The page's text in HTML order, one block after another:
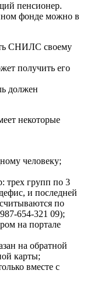
пенсионер.
фонде можно в
СНИЛС своему
получить его
должен
некоторые
человеку;
трех групп по 3
и последней
по
654-321 09);
на портале
на обратной
карты;
вместе с